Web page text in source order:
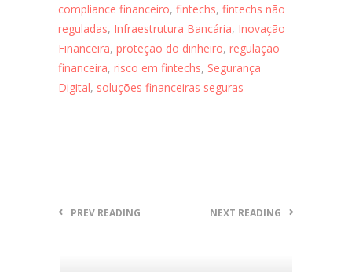
compliance financeiro, fintechs, fintechs não
reguladas, Infraestrutura Bancária, Inovação
Financeira, proteção do dinheiro, regulação
financeira, risco em fintechs, Segurança
Digital, soluções financeiras seguras
PREV READING NEXT READING